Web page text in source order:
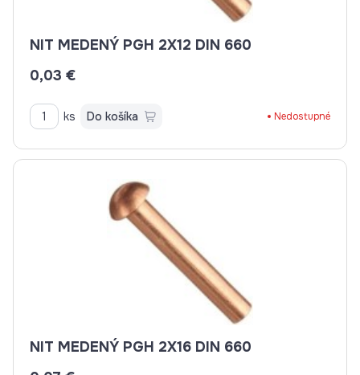
NIT MEDENÝ PGH 2X12 DIN 660
0,03 €
ks Do košíka Nedostupné
NIT MEDENÝ PGH 2X16 DIN 660